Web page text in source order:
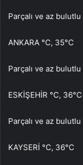
Parçalı ve az
ANKARA °C, 35°C
Parçalı ve az bulutlu
ESKİŞEHİR °C, 36°C
Parçalı ve az bulutlu
KAYSERİ °C, 36°C